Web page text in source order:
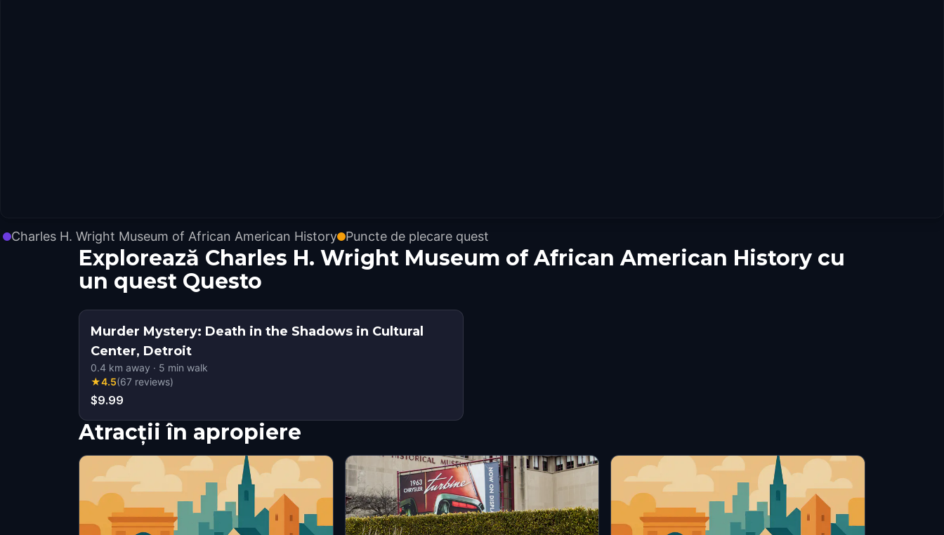
Charles H. Wright Museum of African American History Puncte de plecare quest
Explorează Charles H. Wright Museum of African American History cu
un quest Questo
Murder Mystery: Death in the Shadows in Cultural
Center, Detroit
0.4 km away · 5 min walk
★4.5(67 reviews)
$9.99
Atracții în apropiere